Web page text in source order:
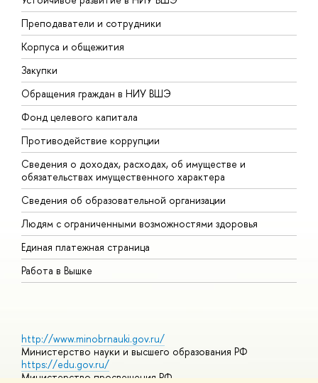
Преподаватели и сотрудники
Корпуса и общежития
Закупки
Обращения граждан в НИУ ВШЭ
Фонд целевого капитала
Противодействие коррупции
Сведения о доходах, расходах, об имуществе и
обязательствах имущественного характера
Сведения об образовательной организации
Людям с ограниченными возможностями здоровья
Единая платежная страница
Работа в Вышке
http://www.minobrnauki.gov.ru/
Министерство науки и высшего образования РФ
https://edu.gov.ru/
Министерство просвещения РФ